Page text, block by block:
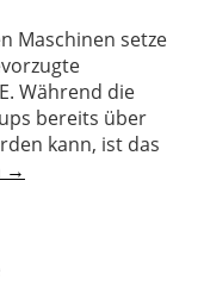
Maschinen setze
Während die
bereits über
kann, ist das
→